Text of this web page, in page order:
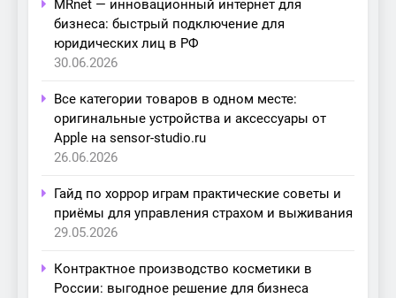
MRnet — инновационный интернет для
бизнеса: быстрый подключение для
юридических лиц в РФ
30.06.2026
Все категории товаров в одном месте:
оригинальные устройства и аксессуары от
Apple на sensor-studio.ru
26.06.2026
Гайд по хоррор играм практические советы и
приёмы для управления страхом и выживания
29.05.2026
Контрактное производство косметики в
России: выгодное решение для бизнеса